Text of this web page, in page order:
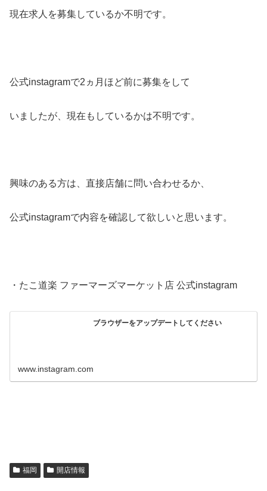
現在求人を募集しているか不明です。
公式instagramで2ヵ月ほど前に募集をして
いましたが、現在もしているかは不明です。
興味のある方は、直接店舗に問い合わせるか、
公式instagramで内容を確認して欲しいと思います。
・たこ道楽 ファーマーズマーケット店 公式instagram
ブラウザーをアップデートしてください
www.instagram.com
福岡 開店情報